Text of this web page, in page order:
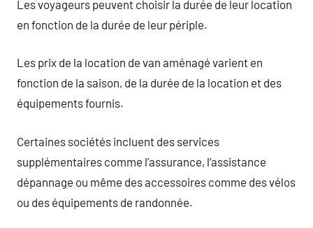
Les voyageurs peuvent choisir la durée de leur location
en fonction de la durée de leur périple.
Les prix de la location de van aménagé varient en
fonction de la saison, de la durée de la location et des
équipements fournis.
Certaines sociétés incluent des services
supplémentaires comme l’assurance, l’assistance
dépannage ou même des accessoires comme des vélos
ou des équipements de randonnée.